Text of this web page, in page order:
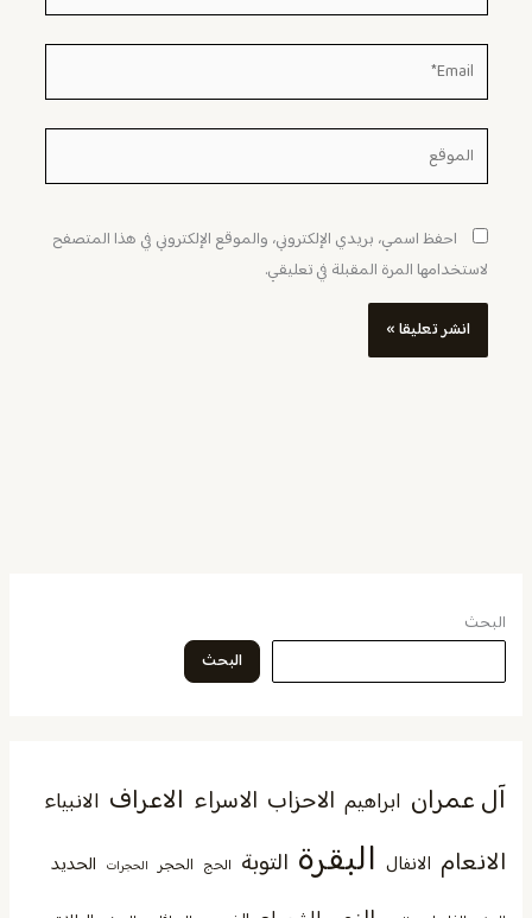
Email*
الموقع
احفظ اسمي، بريدي الإلكتروني، والموقع الإلكتروني في هذا المتصفح
لاستخدامها المرة المقبلة في تعليقي.
البحث
البحث
آل عمران ابراهيم الاحزاب الاسراء الاعراف الانبياء
الانعام الانفال البقرة التوبة الحج الحجر الحجرات الحديد